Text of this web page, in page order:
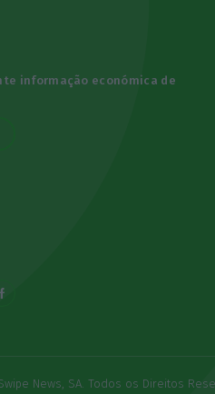
informação económica de
News, SA. Todos os Direitos